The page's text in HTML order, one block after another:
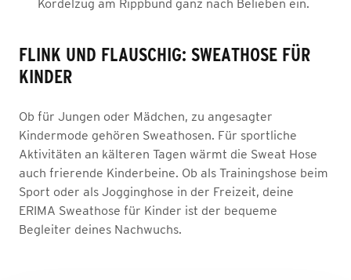
Kordelzug am Rippbund ganz nach Belieben ein.
FLINK UND FLAUSCHIG: SWEATHOSE FÜR
KINDER
Ob für Jungen oder Mädchen, zu angesagter
Kindermode gehören Sweathosen. Für sportliche
Aktivitäten an kälteren Tagen wärmt die Sweat Hose
auch frierende Kinderbeine. Ob als Trainingshose beim
Sport oder als Jogginghose in der Freizeit, deine
ERIMA Sweathose für Kinder ist der bequeme
Begleiter deines Nachwuchs.